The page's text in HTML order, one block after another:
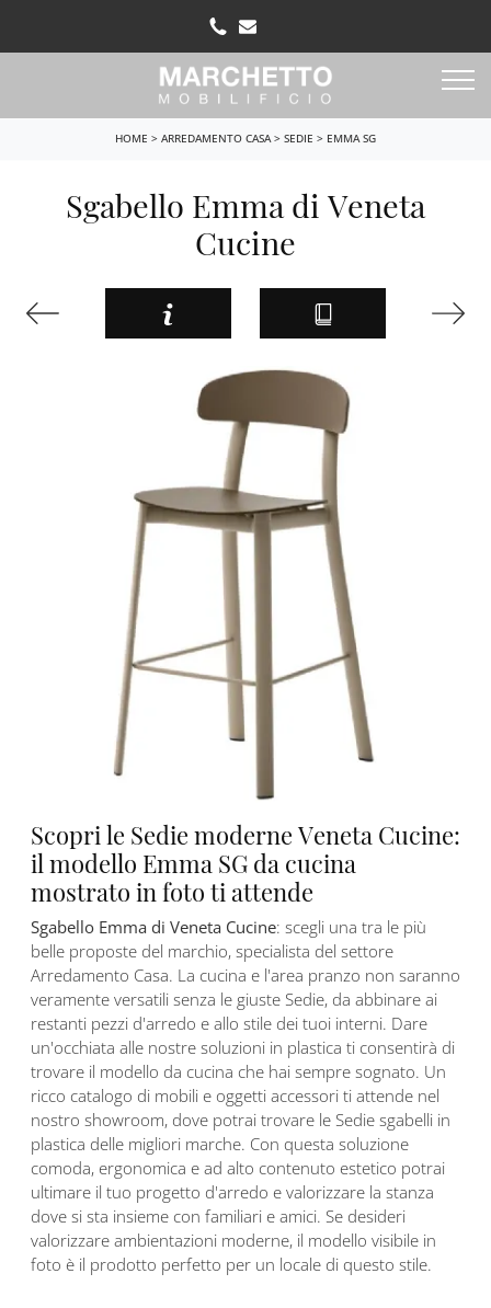
HOME > ARREDAMENTO CASA> SEDIE > EMMA SG
Sgabello Emma di Veneta
Cucine
Scopri le Sedie moderne Veneta Cucine:
il modello Emma SG da cucina
mostrato in foto ti attende
Sgabello Emma di Veneta Cucine: scegli una tra le più
belle proposte del marchio, specialista del settore
Arredamento Casa. La cucina e l'area pranzo non saranno
veramente versatili senza le giuste Sedie, da abbinare ai
restanti pezzi d'arredo e allo stile dei tuoi interni. Dare
un'occhiata alle nostre soluzioni in plastica ti consentirà di
trovare il modello da cucina che hai sempre sognato. Un
ricco catalogo di mobili e oggetti accessori ti attende nel
nostro showroom, dove potrai trovare le Sedie sgabelli in
plastica delle migliori marche. Con questa soluzione
comoda, ergonomica e ad alto contenuto estetico potrai
ultimare il tuo progetto d'arredo e valorizzare la stanza
dove si sta insieme con familiari e amici. Se desideri
valorizzare ambientazioni moderne, il modello visibile in
foto è il prodotto perfetto per un locale di questo stile.